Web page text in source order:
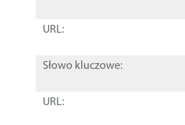
URL:
Słowo kluczowe:
URL: